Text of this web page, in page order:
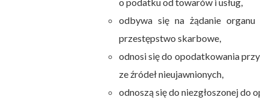
odbywa się na żądanie
przestępstwo skarbowe,
odnosi się do opodatkowania
ze źródeł nieujawnionych,
odnoszą się do niezgłoszonej do